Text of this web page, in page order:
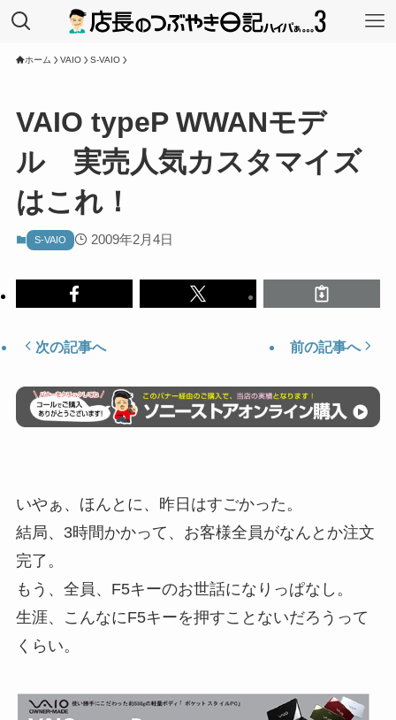
ホーム VAIO S-VAIO
VAIO typeP WWANモデ
ル 実売人気カスタマイズ
はこれ！
S-VAIO 2009年2月4日
次の記事へ 前の記事へ
いやぁ、ほんとに、昨日はすごかった。
結局、3時間かかって、お客様全員がなんとか注文
完了。
もう、全員、F5キーのお世話になりっぱなし。
生涯、こんなにF5キーを押すことないだろうって
くらい。